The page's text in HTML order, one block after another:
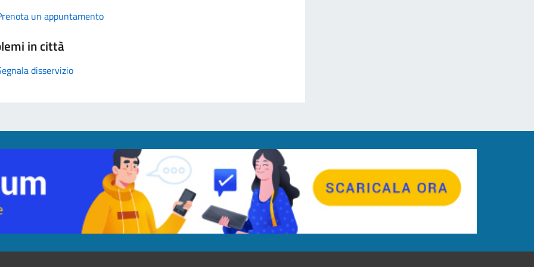
un appuntamento
in città
disservizio